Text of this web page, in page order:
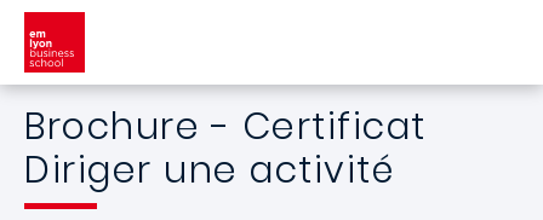
Aller au contenu principal
Brochure - Certificat
Diriger une activité